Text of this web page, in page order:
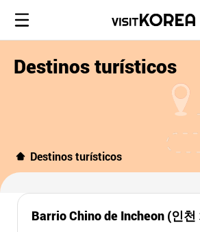
Destinos turísticos
Destinos turísticos
Barrio Chino de Incheon (인천